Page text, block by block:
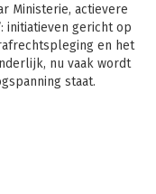
Ministerie, actievere
initiatieven gericht op
en het
nu vaak wordt
staat.